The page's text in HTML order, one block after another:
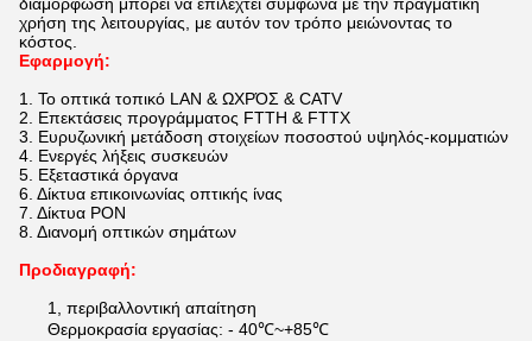
χρήση της λειτουργίας, με αυτόν τον τρόπο μειώνοντας το
κόστος.
Εφαρμογή:
1. Το οπτικά τοπικό LAN & ΩΧΡΌΣ & CATV
2. Επεκτάσεις προγράμματος FTTH & FTTX
3. Ευρυζωνική μετάδοση στοιχείων ποσοστού υψηλός-κομματιών
4. Ενεργές λήξεις συσκευών
5. Εξεταστικά όργανα
6. Δίκτυα επικοινωνίας οπτικής ίνας
7. Δίκτυα PON
8. Διανομή οπτικών σημάτων
Προδιαγραφή:
1, περιβαλλοντική απαίτηση
Θερμοκρασία εργασίας: - 40℃~+85℃